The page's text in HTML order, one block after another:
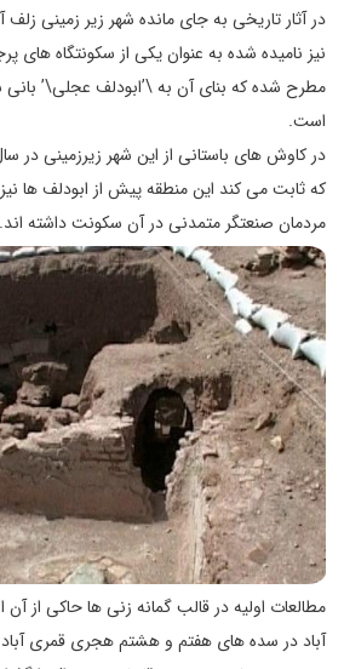
در آثار تاريخی به جای مانده شهر زير زمينی زلف
نيز ناميده شده به عنوان يكی از سكونتگاه
مطرح شده كه بنای آن به \’ابودلف عجلی\’
است.
كه ثابت می كند اين منطقه پيش از ابودلف ها
مردمان صنعتگر متمدنی در آن سكونت داشته اند.
مطالعات اوليه در قالب گمانه زنی ها حاكی از
آباد در سده های هفتم و هشتم هجری قمری آباد